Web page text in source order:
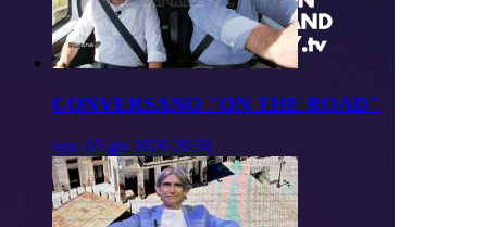
CONVERSANO "ON THE ROAD"
ven, 05 giu 2026 20:50